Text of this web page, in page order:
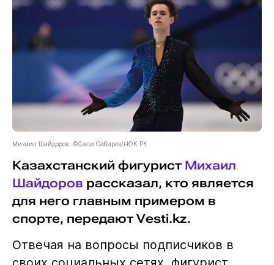
Михаил Шайдоров. ©Сали Сабиров/НОК РК
Казахстанский фигурист Михаил
Шайдоров рассказал, кто является
для него главным примером в
спорте, передают Vesti.kz.
Отвечая на вопросы подписчиков в